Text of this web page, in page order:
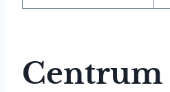
Centrum